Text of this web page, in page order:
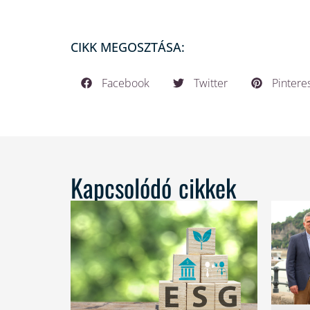
CIKK MEGOSZTÁSA:
Facebook Twitter
Kapcsolódó cikkek